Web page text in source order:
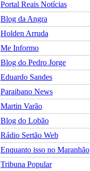
Portal Reais Notí­cias
Blog da Angra
Holden Arruda
Me Informo
Blog do Pedro Jorge
Eduardo Sandes
Paraibano News
Martin Varão
Blog do Lobão
Rádio Sertão Web
Enquanto isso no Maranhão
Tribuna Popular